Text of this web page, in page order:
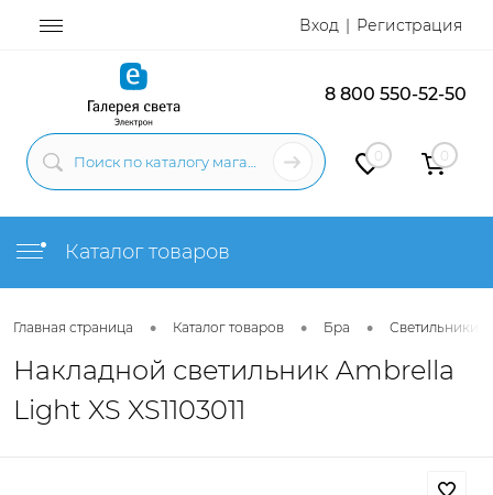
Вход Регистрация
8 800 550-52-50
0 0
Каталог товаров
Главная страница • Каталог товаров • Бра • Светильники
Накладной светильник Ambrella
Light XS XS1103011